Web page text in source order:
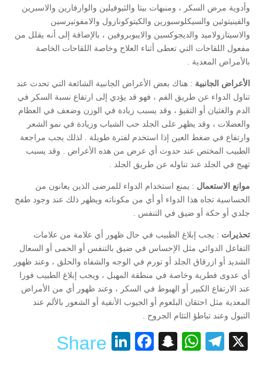
وأدوية مرض السكر ، ومنبهات بيتا والثيوفيلين والوارفارين والاسبرين
والفينيتوئين والسيكلوسبورين والكيتوكونازول والامفوتيرسين
والاسيتازولاميد والديجوكسين والايبوبروفين ، بالإضافة إلى أنه يقلل من
مفعول اللقاحات التي تعطى أثناء العلاج وخاصة اللقاحات الخاصة
بالأمراض المعدية .
الأعراض الجانبية : هناك بعض الأعراض الجانبية الشائعة التي تحدث عند
تناول الدواء عن طريق الفم ، فهو قد يؤدي إلى ارتفاع نسبة السكر في
الدم والغثيان أو التقيؤ ، وقد يسبب زيادة في الوزن وضعف في العظام
والعضلات ، وقد يظهر على الجلد حب الشباب وزيادة في نمو الشعر
وارتفاع في ضغط العين إذا استخدم لفترة طويلة . لذلك يجب مراجعة
الطبيب المختص عند حدوث أي عرض من هذه الأعراض . وقد يسبب
تهيج في الجلد عند تناوله عن طريق الجلد .
موانع الاستعمال : يمنع استخدام الدواء للمرضى الذين يعانون من
الحساسية تجاه هذا الدواء أو أي من مكوناته ويظهر ذلك عند وجود طفح
جلدي أو حكة أو ضيق في التنفس .
تحذيرات : يجب إبلاغ الطبيب في حال ظهور أي علامة من علامات
التفاعل الدوائي مثل الإحساس في ضيق بالتنفس أو الحمى أو السعال
الشديد أو ازرقاق الجلد أو تورم في الوجه والشفاه والحلق ، وعند ظهور
أي عدوى فطرية وخاصة في منطقة المهبل ، ويجب إبلاغ الطبيب فورا
عند الارتفاع الكبير أو الهبوط في السكر ، وعند ظهور أي من الأمراض
المعدية مثل احتقان البلعوم أو الجيوب الأنفية أو الشعور بالألم عند
التبول وعند تباطؤ التئام الجروح .
X
Telegram
WhatsApp
Snapchat
Facebook
LinkedIn
Share